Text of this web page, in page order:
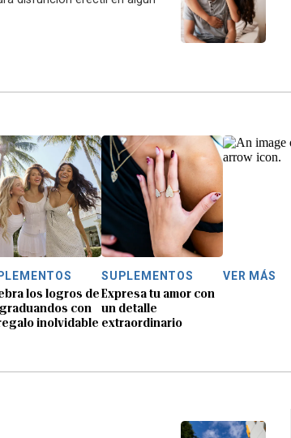
los logros de
con
inolvidable
SUPLEMENTOS
Expresa tu amor con
un detalle
extraordinario
VER MÁS